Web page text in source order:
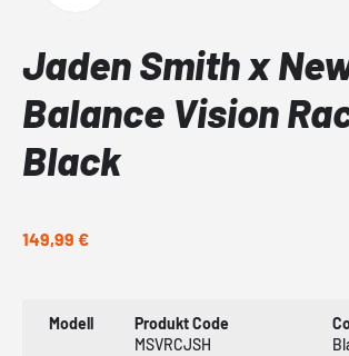
Jaden Smith x
Balance Vision
Black
149,99 €
Modell
Produkt Code
MSVRCJSH